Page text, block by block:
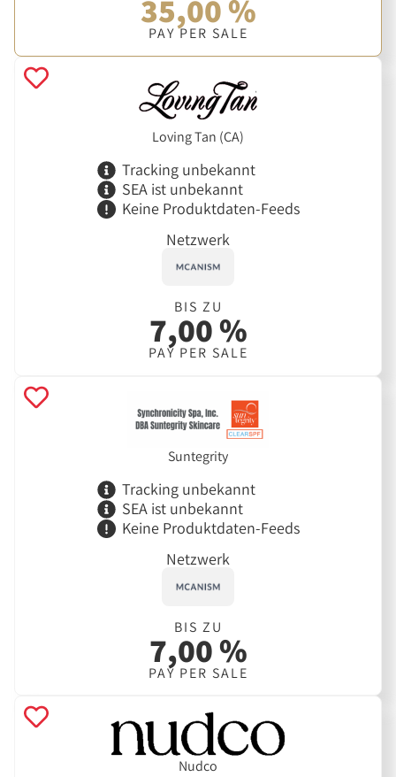
35,00 %
PAY PER SALE
Loving Tan (CA)
Tracking unbekannt
SEA ist unbekannt
Keine Produktdaten-Feeds
Netzwerk
BIS ZU
7,00 %
PAY PER SALE
Suntegrity
Tracking unbekannt
SEA ist unbekannt
Keine Produktdaten-Feeds
Netzwerk
BIS ZU
7,00 %
PAY PER SALE
Nudco